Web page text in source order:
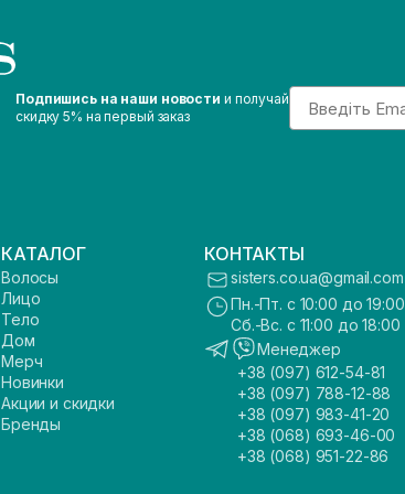
Подпишись на наши новости и получай
скидку 5% на первый заказ
Email
КАТАЛОГ
Волосы
Лицо
Тело
Дом
Мерч
Новинки
Акции и скидки
Бренды
КОНТАКТЫ
sisters.co.ua@gmail.com
Пн.-Пт. с 10:00 до 19:00
Сб.-Вс. с 11:00 до 18:00
Менеджер
+38 (097) 612-54-81
+38 (097) 788-12-88
+38 (097) 983-41-20
+38 (068) 693-46-00
+38 (068) 951-22-86